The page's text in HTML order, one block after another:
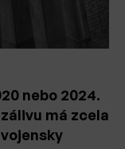
nebo 2024.
má zcela